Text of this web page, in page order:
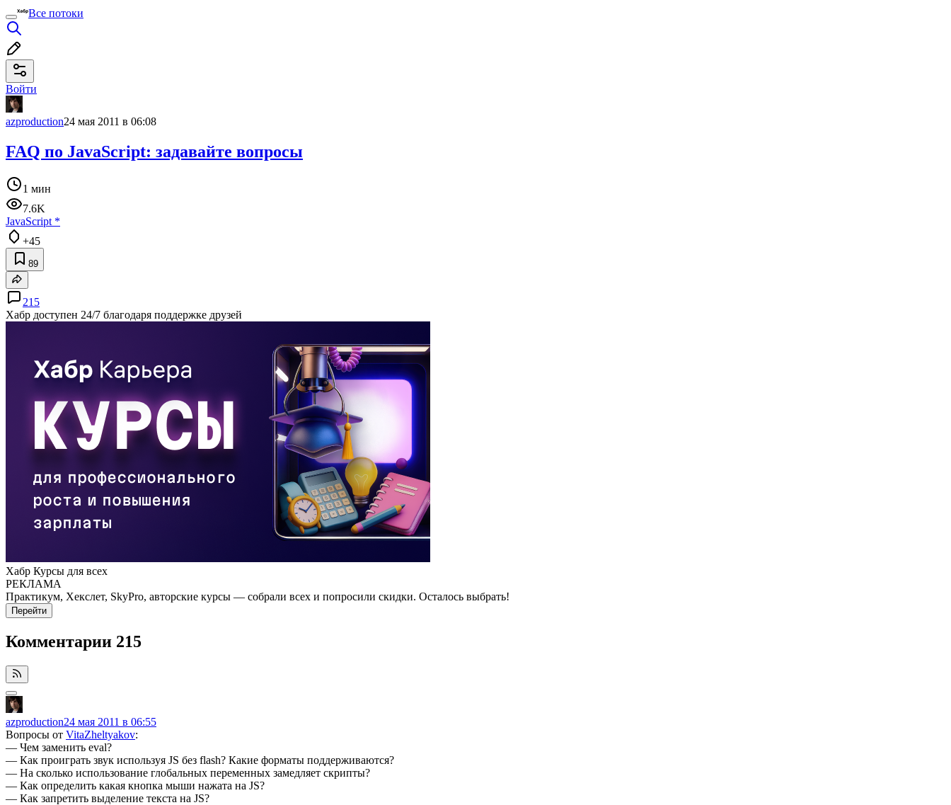
Все потоки
Войти
azproduction24 мая 2011 в 06:08
FAQ по JavaScript: задавайте вопросы
1 мин
7.6K
JavaScript *
+45
89
215
Хабр доступен 24/7 благодаря поддержке друзей
Хабр Курсы для всех
РЕКЛАМА
Практикум, Хекслет, SkyPro, авторские курсы — собрали всех и попросили скидки. Осталось выбрать!
Перейти
Комментарии 215
azproduction24 мая 2011 в 06:55
Вопросы от VitaZheltyakov:
— Чем заменить eval?
— Как проиграть звук используя JS без flash? Какие форматы поддерживаются?
— На сколько использование глобальных переменных замедляет скрипты?
— Как определить какая кнопка мыши нажата на JS?
— Как запретить выделение текста на JS?